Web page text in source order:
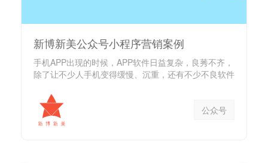
新博新美公众号小程序营销案例
手机APP出现的时候，APP软件日益复杂，良莠不齐，
除了让不少人手机变得缓慢、沉重，还有不少不良软件
公众号